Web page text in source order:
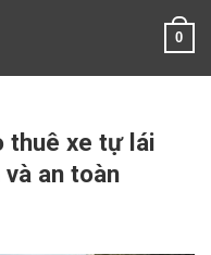
0
thuê xe tự lái
an toàn